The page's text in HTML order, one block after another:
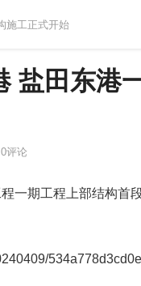
施工正式开始
盐田东港
0评论
一期工程上部结构首